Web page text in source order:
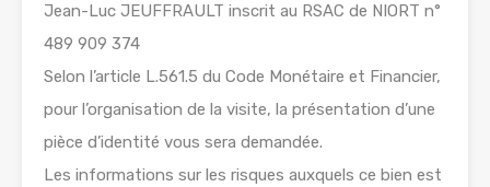
Jean-Luc JEUFFRAULT inscrit au RSAC de NIORT n°
489 909 374
Selon l’article L.561.5 du Code Monétaire et Financier,
pour l’organisation de la visite, la présentation d’une
pièce d’identité vous sera demandée.
Les informations sur les risques auxquels ce bien est